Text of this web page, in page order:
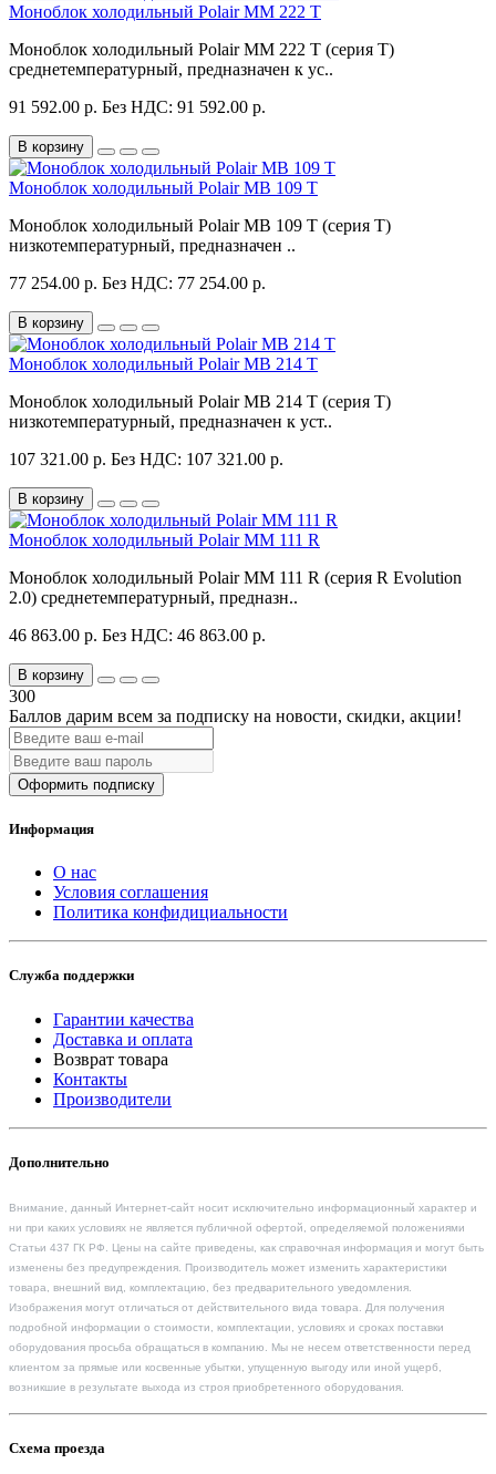
Моноблок холодильный Polair MM 222 T
Моноблок холодильный Polair MM 222 T (серия T)
среднетемпературный, предназначен к ус..
91 592.00 р. Без НДС: 91 592.00 р.
В корзину
Моноблок холодильный Polair MB 109 T
Моноблок холодильный Polair MB 109 T (серия T)
низкотемпературный, предназначен ..
77 254.00 р. Без НДС: 77 254.00 р.
В корзину
Моноблок холодильный Polair MB 214 T
Моноблок холодильный Polair MB 214 T (серия T)
низкотемпературный, предназначен к уст..
107 321.00 р. Без НДС: 107 321.00 р.
В корзину
Моноблок холодильный Polair MM 111 R
Моноблок холодильный Polair MM 111 R (серия R Evolution
2.0) среднетемпературный, предназн..
46 863.00 р. Без НДС: 46 863.00 р.
В корзину
300
Баллов дарим всем за подписку на новости, скидки, акции!
Оформить подписку
Информация
О нас
Условия соглашения
Политика конфидициальности
Служба поддержки
Гарантии качества
Доставка и оплата
Возврат товара
Контакты
Производители
Дополнительно
Внимание, данный Интернет-сайт носит исключительно информационный характер и
ни при каких условиях не является публичной офертой, определяемой положениями
Статьи 437 ГК РФ. Цены на сайте приведены, как справочная информация и могут быть
изменены без предупреждения. Производитель может изменить характеристики
товара, внешний вид, комплектацию, без предварительного уведомления.
Изображения могут отличаться от действительного вида товара. Для получения
подробной информации о стоимости, комплектации, условиях и сроках поставки
оборудования просьба обращаться в компанию. Мы не несем ответственности перед
клиентом за прямые или косвенные убытки, упущенную выгоду или иной ущерб,
возникшие в результате выхода из строя приобретенного оборудования.
Схема проезда